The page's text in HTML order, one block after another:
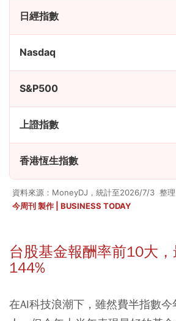
日經指數
Nasdaq
S&P500
上證指數
香港恆生指數
資料來源：MoneyDJ，統計至2026/7/3 整理
今周刊 製作 | BUSINESS TODAY
台股基金報酬率前10大
144%
在AI科技浪潮下，雖然費半指數